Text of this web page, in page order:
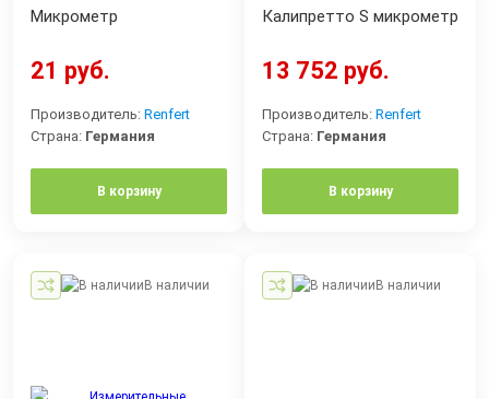
Микрометр
21 руб.
Производитель: Renfert
Страна: Германия
В корзину
Калипретто S микрометр
13 752 руб.
Производитель: Renfert
Страна: Германия
В корзину
В наличии В наличии